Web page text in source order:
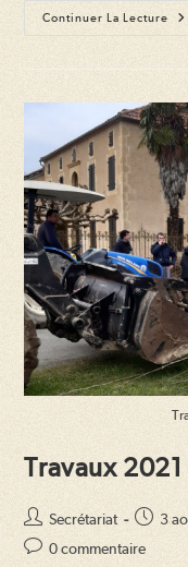
Continuer La Lecture
À
Travaux
Auteur/autrice
de
Secrétariat 3
Commentaires
0 commentaire